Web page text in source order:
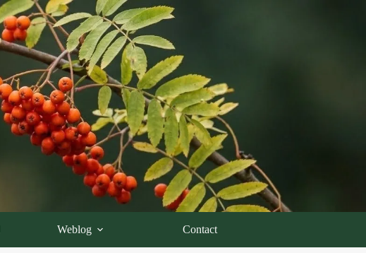
Weblog Contact